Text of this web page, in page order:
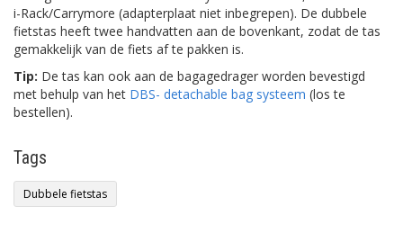
i-Rack/Carrymore (adapterplaat niet inbegrepen). De dubbele
fietstas heeft twee handvatten aan de bovenkant, zodat de tas
gemakkelijk van de fiets af te pakken is.
Tip: De tas kan ook aan de bagagedrager worden bevestigd
met behulp van het DBS- detachable bag systeem (los te
bestellen).
Tags
Dubbele fietstas